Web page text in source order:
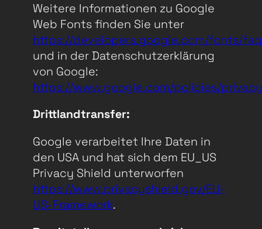
Weitere Informationen zu Google
Web Fonts finden Sie unter
https://developers.google.com/fonts/faq
und in der Datenschutzerklärung
von Google:
https://www.google.com/policies/
Drittlandtransfer:
Google verarbeitet Ihre Daten in
den USA und hat sich dem EU_US
Privacy Shield unterworfen
https://www.privacyshield.gov/EU-
US-Framework.